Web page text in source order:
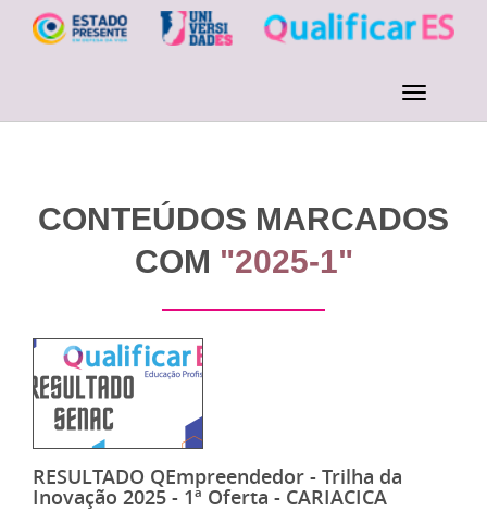
CONTEÚDOS MARCADOS
COM "2025-1"
RESULTADO QEmpreendedor - Trilha da
Inovação 2025 - 1ª Oferta - CARIACICA